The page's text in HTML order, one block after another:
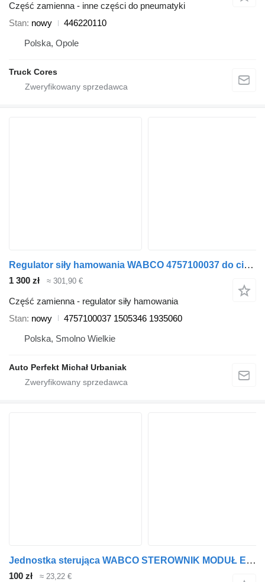
Część zamienna - inne części do pneumatyki
Stan nowy
446220110
Polska, Opole
Truck Cores
Regulator siły hamowania WABCO 4757100037 do ciągnika siodłowego DAF Scania
1 300 zł ≈ 301,90 €
Część zamienna - regulator siły hamowania
Stan nowy
4757100037 1505346 1935060
Polska, Smolno Wielkie
Auto Perfekt Michał Urbaniak
Jednostka sterująca WABCO STEROWNIK MODUŁ ECAS 4460553030 do ciągnika siodłowego Renault MAGNUM
100 zł ≈ 23,22 €